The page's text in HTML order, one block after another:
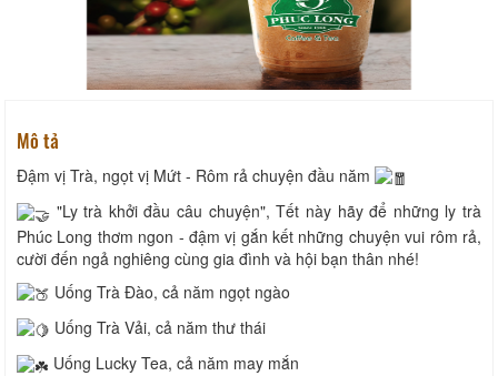
Mô tả
Đậm vị Trà, ngọt vị Mứt - Rôm rả chuyện đầu năm
"Ly trà khởi đầu câu chuyện", Tết này hãy để những ly trà
Phúc Long thơm ngon - đậm vị gắn kết những chuyện vui rôm rả,
cười đến ngả nghiêng cùng gia đình và hội bạn thân nhé!
Uống Trà Đào, cả năm ngọt ngào
Uống Trà Vải, cả năm thư thái
Uống Lucky Tea, cả năm may mắn